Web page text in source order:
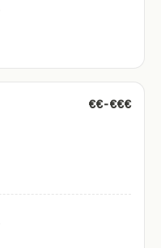
€€-€€€